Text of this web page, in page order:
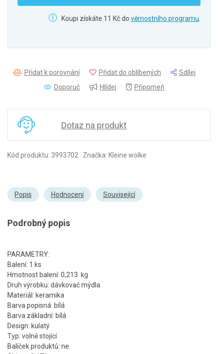
Koupi získáte 11 Kč do věrnostního programu
Přidat k porovnání Přidat do oblíbených
Sdílej
Doporuč
Hlídej Připomeň
Dotaz na produkt
Kód produktu: 3993702 Značka: Kleine wolke
Popis Hodnocení Související
Podrobný popis
PARAMETRY:
Balení: 1 ks
Hmotnost balení: 0,213 kg
Druh výrobku: dávkovač mýdla
Materiál: keramika
Barva popisná: bílá
Barva základní: bílá
Design: kulatý
Typ: volně stojící
Balíček produktů: ne